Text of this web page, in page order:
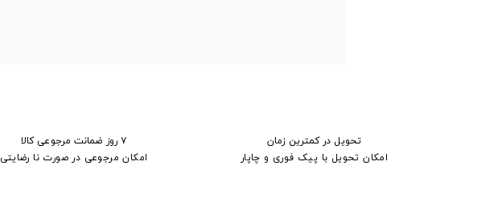
تحویل در کمترین زمان
امکان تحویل با پیک فوری و چاپار
۷ روز ضمانت مرجوعی کالا
امکان مرجوعی در صورت نا رضایتی